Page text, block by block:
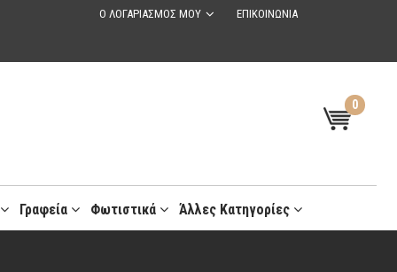
Ο ΛΟΓΑΡΙΑΣΜΟΣ ΜΟΥ ΕΠΙΚΟΙΝΩΝΙΑ
0
Γραφεία Φωτιστικά Άλλες Κατηγορίες